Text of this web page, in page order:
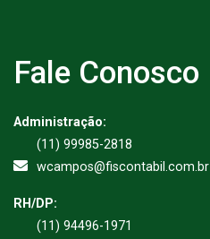
Fale Conosco
Administração:
(11) 99985-2818
wcampos@fiscontabil.com.br
RH/DP:
(11) 94496-1971